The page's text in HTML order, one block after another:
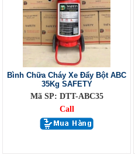
Bình Chữa Cháy Xe Đẩy Bột ABC
35Kg SAFETY
Mã SP: DTT-ABC35
Call